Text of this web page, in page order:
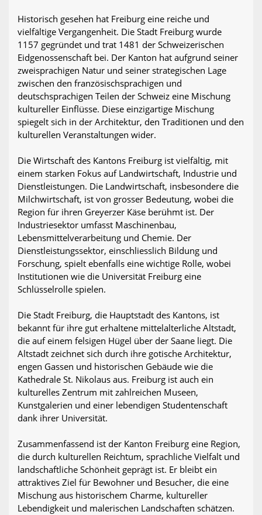
Historisch gesehen hat Freiburg eine reiche und
vielfältige Vergangenheit. Die Stadt Freiburg wurde
1157 gegründet und trat 1481 der Schweizerischen
Eidgenossenschaft bei. Der Kanton hat aufgrund seiner
zweisprachigen Natur und seiner strategischen Lage
zwischen den französischsprachigen und
deutschsprachigen Teilen der Schweiz eine Mischung
kultureller Einflüsse. Diese einzigartige Mischung
spiegelt sich in der Architektur, den Traditionen und den
kulturellen Veranstaltungen wider.
Die Wirtschaft des Kantons Freiburg ist vielfältig, mit
einem starken Fokus auf Landwirtschaft, Industrie und
Dienstleistungen. Die Landwirtschaft, insbesondere die
Milchwirtschaft, ist von grosser Bedeutung, wobei die
Region für ihren Greyerzer Käse berühmt ist. Der
Industriesektor umfasst Maschinenbau,
Lebensmittelverarbeitung und Chemie. Der
Dienstleistungssektor, einschliesslich Bildung und
Forschung, spielt ebenfalls eine wichtige Rolle, wobei
Institutionen wie die Universität Freiburg eine
Schlüsselrolle spielen.
Die Stadt Freiburg, die Hauptstadt des Kantons, ist
bekannt für ihre gut erhaltene mittelalterliche Altstadt,
die auf einem felsigen Hügel über der Saane liegt. Die
Altstadt zeichnet sich durch ihre gotische Architektur,
engen Gassen und historischen Gebäude wie die
Kathedrale St. Nikolaus aus. Freiburg ist auch ein
kulturelles Zentrum mit zahlreichen Museen,
Kunstgalerien und einer lebendigen Studentenschaft
dank ihrer Universität.
Zusammenfassend ist der Kanton Freiburg eine Region,
die durch kulturellen Reichtum, sprachliche Vielfalt und
landschaftliche Schönheit geprägt ist. Er bleibt ein
attraktives Ziel für Bewohner und Besucher, die eine
Mischung aus historischem Charme, kultureller
Lebendigkeit und malerischen Landschaften schätzen.